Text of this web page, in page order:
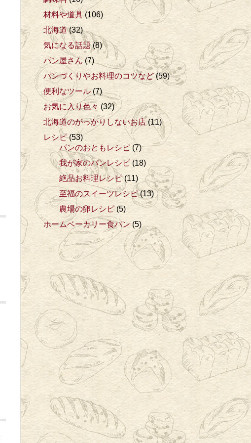
材料や道具(106)
北海道(32)
気になる話題(8)
パン屋さん(7)
パンづくりやお料理のコツなど(59)
便利なツール (7)
お気に入り色々 (32)
北海道のがっかりしないお店(11)
レシピ(53)
パンのおともレシピ (7)
我が家のパンレシピ (18)
絶品お料理レシピ(11)
至福のスイーツレシピ(13)
農場の卵レシピ (5)
ホームベーカリー食パン (5)